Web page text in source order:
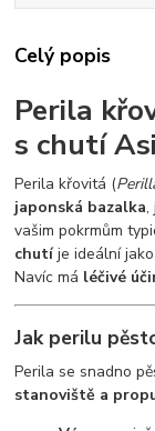
Celý popis
Perila
s chutí
Perila křovitá (
japonská bazalka,
vašim pokrmům
chutíje ideální
Navíc má léčivé
Jak perilu
Perila se snadno
stanoviště a